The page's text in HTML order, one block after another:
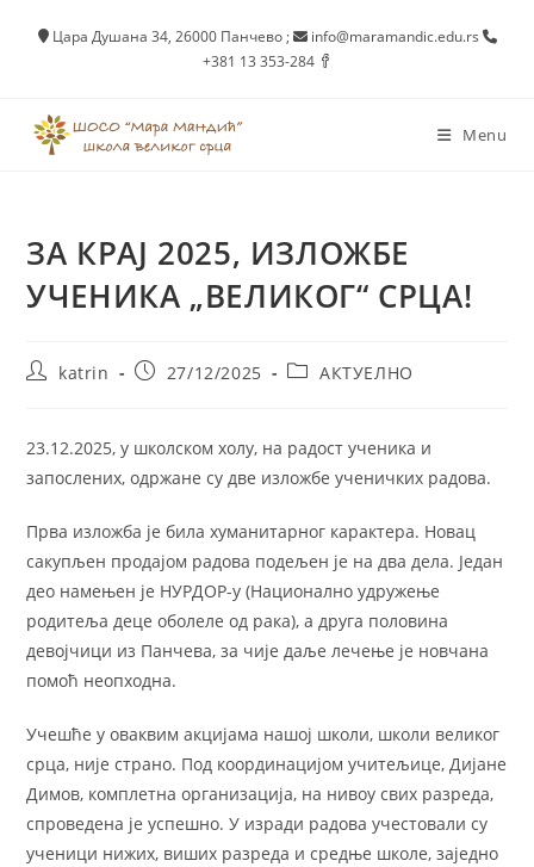
Цара Душана 34, 26000 Панчево;
info@maramandic.edu.rs
+381 13 353-284
Menu
ЗА КРАЈ 2025, ИЗЛОЖБЕ
УЧЕНИКА „ВЕЛИКОГ“ СРЦА!
Postkatrin
Post27/12/2025
PostАКТУЕЛНО
23.12.2025, у школском холу, на радост ученика и
запослених, одржане су две изложбе ученичких радова.
Прва изложба је била хуманитарног карактера. Новац
сакупљен продајом радова подељен је на два дела. Један
део намењен је НУРДОР-у (Национално удружење
родитеља деце оболеле од рака), а друга половина
девојчици из Панчева, за чије даље лечење је новчана
помоћ неопходна.
Учешће у оваквим акцијама нашој школи, школи великог
срца, није страно. Под координацијом учитељице, Дијане
Димов, комплетна организација, на нивоу свих разреда,
спроведена је успешно. У изради радова учестовали су
ученици нижих, виших разреда и средње школе, заједно